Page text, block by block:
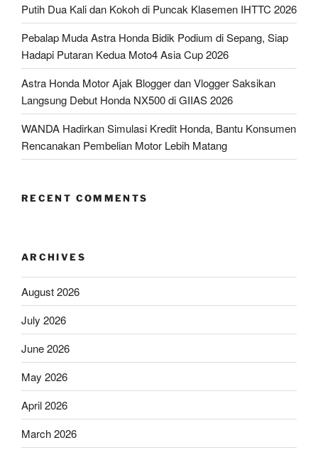
Putih Dua Kali dan Kokoh di Puncak Klasemen IHTTC 2026
Pebalap Muda Astra Honda Bidik Podium di Sepang, Siap
Hadapi Putaran Kedua Moto4 Asia Cup 2026
Astra Honda Motor Ajak Blogger dan Vlogger Saksikan
Langsung Debut Honda NX500 di GIIAS 2026
WANDA Hadirkan Simulasi Kredit Honda, Bantu Konsumen
Rencanakan Pembelian Motor Lebih Matang
RECENT COMMENTS
ARCHIVES
August 2026
July 2026
June 2026
May 2026
April 2026
March 2026